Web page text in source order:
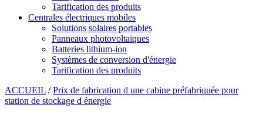
Tarification des produits
Centrales électriques mobiles
Solutions solaires portables
Panneaux photovoltaïques
Batteries lithium-ion
Systèmes de conversion d'énergie
Tarification des produits
ACCUEIL /Prix de fabrication d une cabine préfabriquée pour
station de stockage d énergie